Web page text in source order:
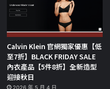
Calvin Klein 官網獨家優惠【低
至7折】BLACK FRIDAY SALE
內衣產品【5件8折】全新造型
迎接秋日